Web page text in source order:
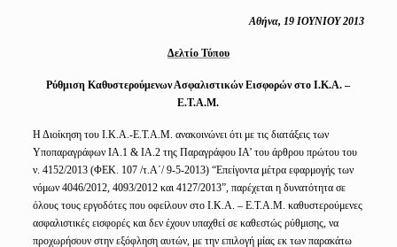
Αθήνα, 19 ΙΟΥΝΙΟΥ 2013
Δελτίο Τύπου
Ρύθμιση Καθυστερούμενων Ασφαλιστικών Εισφορών στο Ι.Κ.Α. –
Ε.Τ.Α.Μ.
Η Διοίκηση του Ι.Κ.Α.-Ε.Τ.Α.Μ. ανακοινώνει ότι με τις διατάξεις των
Υποπαραγράφων ΙΑ.1 & ΙΑ.2 της Παραγράφου ΙΑ’ του άρθρου πρώτου του
ν. 4152/2013 (ΦΕΚ. 107 /τ.Α΄/ 9-5-2013) “Επείγοντα μέτρα εφαρμογής των
νόμων 4046/2012, 4093/2012 και 4127/2013”, παρέχεται η δυνατότητα σε
όλους τους εργοδότες που οφείλουν στο Ι.Κ.Α. – Ε.Τ.Α.Μ. καθυστερούμενες
ασφαλιστικές εισφορές και δεν έχουν υπαχθεί σε καθεστώς ρύθμισης, να
προχωρήσουν στην εξόφληση αυτών, με την επιλογή μίας εκ των παρακάτω